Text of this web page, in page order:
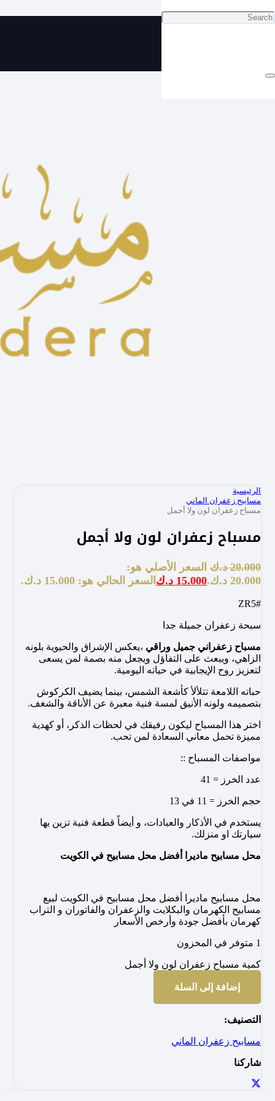
مسباح زعفران لون ولا أجمل
الرئيسية
مسابيح زعفران الماني
مسباح زعفران لون ولا أجمل
مسباح زعفران لون ولا أجمل
20.000 د.ك السعر الأصلي هو:
20.000 د.ك.
15.000 د.ك السعر الحالي هو: 15.000 د.ك.
#ZR5
سبحة زعفران جميلة جدا
مسباح زعفراني جميل وراقي ،يعكس الإشراق والحيوية بلونه
الزاهي، ويبعث على التفاؤل ويجعل منه بصمة لمن يسعى
لتعزيز روح الإيجابية في حياته اليومية.
حباته اللامعة تتلألأ كأشعة الشمس، بينما يضيف الكركوش
بتصميمه ولونه الأنيق لمسة فنية معبرة عن الأناقة والشغف.
اختر هذا المسباح ليكون رفيقك في لحظات الذكر، أو كهدية
مميزة تحمل معاني السعادة لمن تحب.
مواصفات المسباح ::
عدد الخرز = 41
حجم الخرز = 11 في 13
يستخدم في الأذكار والعبادات، و أيضاً قطعة فنية تزين بها
سيارتك او منزلك.
محل مسابيح ماديرا أفضل محل مسابيح في الكويت
محل مسابيح ماديرا أفضل محل مسابيح في الكويت لبيع
مسابيح الكهرمان والبكلايت والزعفران والفاتوران و التراب
كهرمان بأفضل جودة وأرخص الأسعار
1 متوفر في المخزون
كمية مسباح زعفران لون ولا أجمل
إضافة إلى السلة
التصنيف:
مسابيح زعفران الماني
شاركنا